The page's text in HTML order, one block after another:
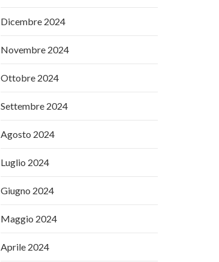
Dicembre 2024
Novembre 2024
Ottobre 2024
Settembre 2024
Agosto 2024
Luglio 2024
Giugno 2024
Maggio 2024
Aprile 2024